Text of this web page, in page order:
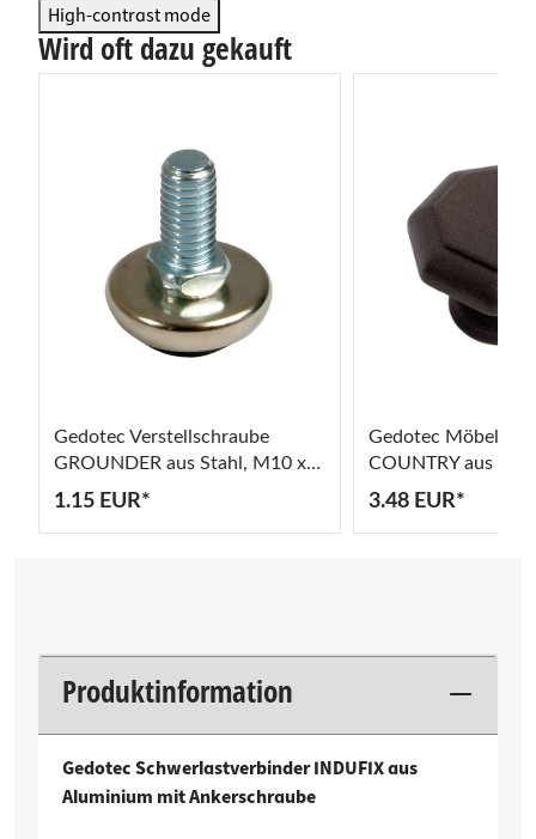
High-contrast mode
Wird oft dazu gekauft
Gedotec Verstellschraube
GROUNDER aus Stahl, M10 x
18 mm Ø 30 mm
1.15 EUR*
Gedotec
COUNTRY aus
gerostet
3.48 EUR*
Produktinformation
Gedotec Schwerlastverbinder INDUFIX aus
Aluminium mit Ankerschraube